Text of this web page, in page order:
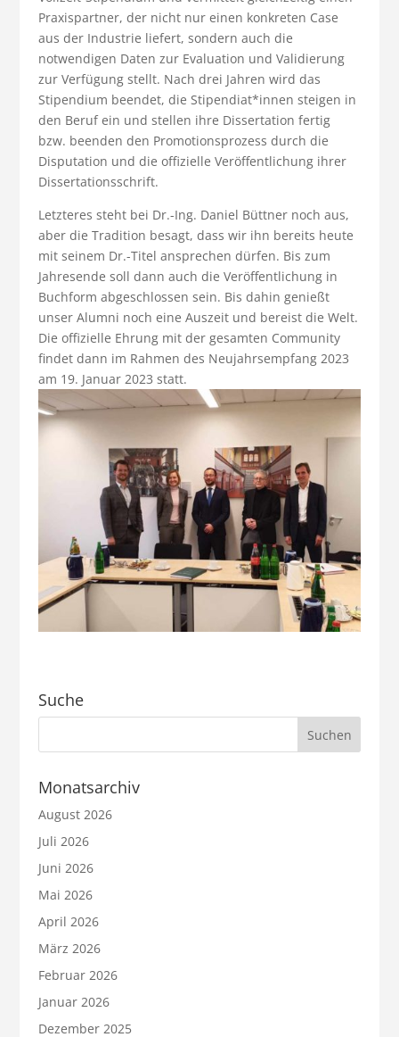
Praxispartner, der nicht nur einen konkreten Case
aus der Industrie liefert, sondern auch die
notwendigen Daten zur Evaluation und Validierung
zur Verfügung stellt. Nach drei Jahren wird das
Stipendium beendet, die Stipendiat*innen steigen in
den Beruf ein und stellen ihre Dissertation fertig
bzw. beenden den Promotionsprozess durch die
Disputation und die offizielle Veröffentlichung ihrer
Dissertationsschrift.
Letzteres steht bei Dr.-Ing. Daniel Büttner noch aus,
aber die Tradition besagt, dass wir ihn bereits heute
mit seinem Dr.-Titel ansprechen dürfen. Bis zum
Jahresende soll dann auch die Veröffentlichung in
Buchform abgeschlossen sein. Bis dahin genießt
unser Alumni noch eine Auszeit und bereist die Welt.
Die offizielle Ehrung mit der gesamten Community
findet dann im Rahmen des Neujahrsempfang 2023
am 19. Januar 2023 statt.
Suche
Monatsarchiv
August 2026
Juli 2026
Juni 2026
Mai 2026
April 2026
März 2026
Februar 2026
Januar 2026
Dezember 2025